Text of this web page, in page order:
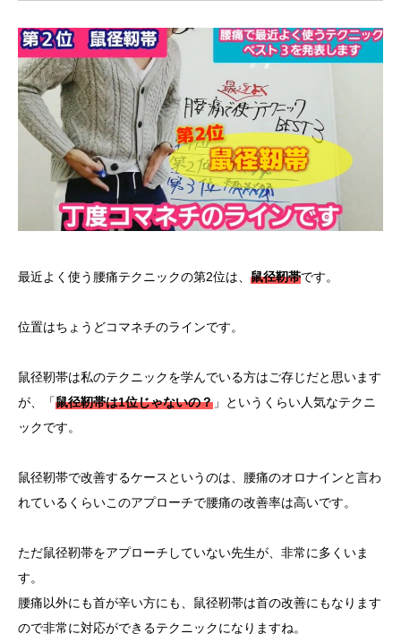
最近よく使う腰痛テクニックの第2位は、 鼠径靭帯です。
位置はちょうどコマネチのラインです。
鼠径靭帯は私のテクニックを学んでいる方はご存じだと思います
が、「鼠径靭帯は1位じゃないの？ 」というくらい人気なテクニ
ックです。
鼠径靭帯で改善するケースというのは、腰痛のオロナインと言わ
れているくらいこのアプローチで腰痛の改善率は高いです。
ただ鼠径靭帯をアプローチしていない先生が、非常に多くいま
す。
腰痛以外にも首が辛い方にも、鼠径靭帯は首の改善にもなります
ので非常に対応ができるテクニックになりますね。